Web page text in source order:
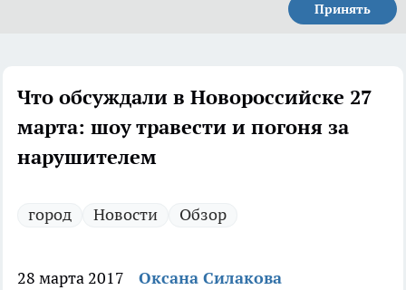
Принять
Что обсуждали в Новороссийске 27
марта: шоу травести и погоня за
нарушителем
город Новости Обзор
28 марта 2017 Оксана Силакова